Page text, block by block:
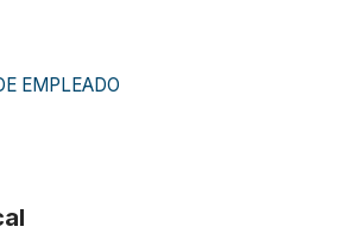
EMPLEADO